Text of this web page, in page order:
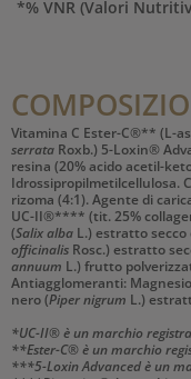
*% VNR (Valori
Vitamina C Ester-C®** (L-
serrata Roxb.) 5-Loxin®
resina (20% acido acetil-
Idrossipropilmetilcellulosa.
rizoma (4:1). Agente di
UC-II®**** (tit. 25%
(Salix alba L.) estratto secco
officinalis Rosc.) estratto
annuum L.) frutto
Antiagglomeranti:
nero (Piper nigrum L.)
*UC-II® è un marchio
**Ester-C® è un marchio
***5-Loxin Advanced è un